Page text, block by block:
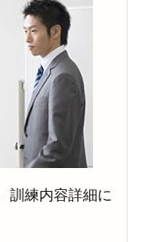
訓練内容詳細に